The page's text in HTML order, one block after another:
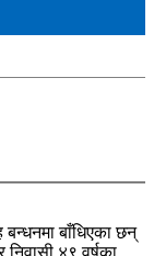
बाँधिएका छन्
४९ वर्षका